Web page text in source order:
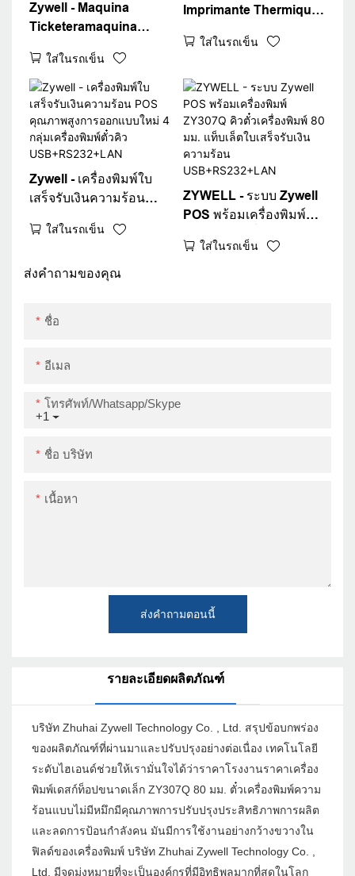
Zywell - Maquina
Ticketeramaquina
Pos Pos เครื่องพิมพ์
เครื่องพิมพ์ Tiketera
เครื่องพิมพ์
USB+RS232+LAN
ใส่ในรถเข็น
Imprimante Thermique
ZY307Q ตั๋วลอตเตอรีพิมพ์
ร้อน
ใส่ในรถเข็น
Zywell - เครื่องพิมพ์ใบ
เสร็จรับเงินความร้อน
ออกแบบใหม่ 4 กลุ่ม
USB+RS232+LAN
ใส่ในรถเข็น
ZYWELL - ระบบ Zywell
POS พร้อมเครื่องพิมพ์
80 มม. แท็บเล็ตใบเสร็จรับ
ใส่ในรถเข็น
ส่งคำถามของคุณ
ชื่อ
อีเมล
+1
โทรศัพท์/whatsapp/skype
ชื่อ บริษัท
เนื้อหา
ส่งคำถามตอนนี้
รายละเอียดผลิตภัณฑ์
บริษัท Zhuhai Zywell Technology Co. , Ltd. สรุปข้อบกพร่อง
ของผลิตภัณฑ์ที่ผ่านมาและปรับปรุงอย่างต่อเนื่อง เทคโนโลยี
ระดับไฮเอนด์ช่วยให้เรามั่นใจได้ว่าราคาโรงงานราคาเครื่อง
พิมพ์เดสก์ท็อปขนาดเล็ก ZY307Q 80 มม. ตั๋วเครื่องพิมพ์ความ
ร้อนแบบไม่มีหมึกมีคุณภาพการปรับปรุงประสิทธิภาพการผลิต
และลดการป้อนกำลังคน มันมีการใช้งานอย่างกว้างขวางใน
ฟิลด์ของเครื่องพิมพ์ บริษัท Zhuhai Zywell Technology Co. ,
Ltd. มีจุดมุ่งหมายที่จะเป็นองค์กรที่มีอิทธิพลมากที่สุดในโลก